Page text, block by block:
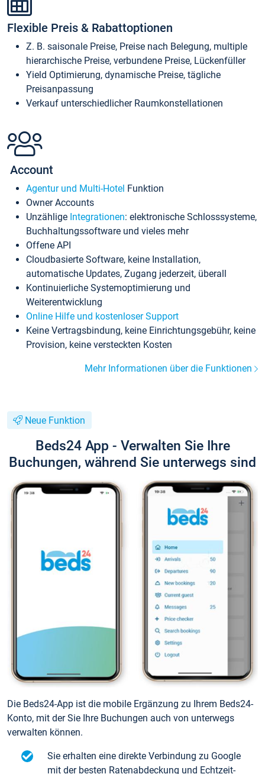
Flexible Preis & Rabattoptionen
Z. B. saisonale Preise, Preise nach Belegung, multiple
hierarchische Preise, verbundene Preise, Lückenfüller
Yield Optimierung, dynamische Preise, tägliche
Preisanpassung
Verkauf unterschiedlicher Raumkonstellationen
Account
Agentur und Multi-Hotel Funktion
Owner Accounts
Unzählige Integrationen: elektronische Schlosssysteme,
Buchhaltungssoftware und vieles mehr
Offene API
Cloudbasierte Software, keine Installation,
automatische Updates, Zugang jederzeit, überall
Kontinuierliche Systemoptimierung und
Weiterentwicklung
Online Hilfe und kostenloser Support
Keine Vertragsbindung, keine Einrichtungsgebühr, keine
Provision, keine versteckten Kosten
Mehr Informationen über die Funktionen
Neue Funktion
Beds24 App - Verwalten Sie Ihre
Buchungen, während Sie unterwegs sind
Die Beds24-App ist die mobile Ergänzung zu Ihrem Beds24-
Konto, mit der Sie Ihre Buchungen auch von unterwegs
verwalten können.
Sie erhalten eine direkte Verbindung zu Google
mit der besten Ratenabdeckung und Echtzeit-